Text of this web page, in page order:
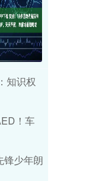
知识权
！车
锋少年朗